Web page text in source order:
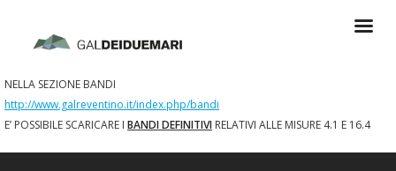
NELLA SEZIONE BANDI
http://www.galreventino.it/index.php/bandi
E’ POSSIBILE SCARICARE I BANDI DEFINITIVI RELATIVI ALLE MISURE 4.1 E 16.4